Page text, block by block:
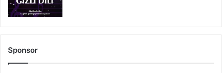
Sponsor